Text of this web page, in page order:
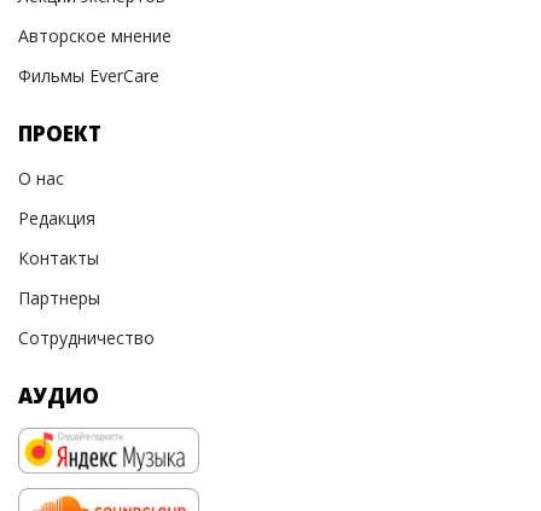
Авторское мнение
Фильмы EverCare
ПРОЕКТ
О нас
Редакция
Контакты
Партнеры
Сотрудничество
АУДИО